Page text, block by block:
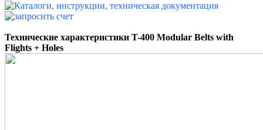
Технические характеристики T-400 Modular Belts with
Flights + Holes